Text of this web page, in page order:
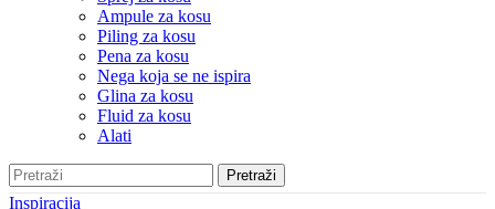
Ampule za kosu
Piling za kosu
Pena za kosu
Nega koja se ne ispira
Glina za kosu
Fluid za kosu
Alati
Pretraži
Inspiracija